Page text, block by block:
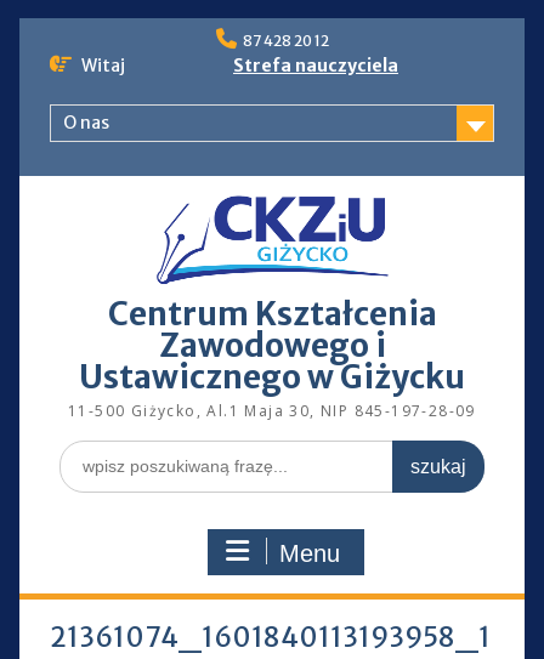
to
87 428 20 12
Witaj Strefa nauczyciela
O nas
Centrum Kształcenia
Zawodowego i
Ustawicznego w Giżycku
11-500 Giżycko, Al.1 Maja 30, NIP 845-197-28-09
Search
for:
Menu
21361074_1601840113193958_1